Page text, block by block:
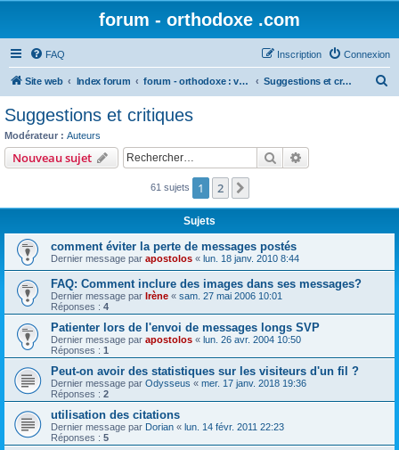
forum - orthodoxe .com
FAQ Connexion
Inscription
Site web Index forum forum - orthodoxe : vos remarques Suggestions et critiques
c
r
Suggestions et critiques
Modérateur : Auteurs
Nouveau sujet Rechercher
61 sujets 1 2
Sujets
comment éviter la perte de messages postés
Dernier message par apostolos « lun. 18 janv. 2010 8:44
FAQ: Comment inclure des images dans ses messages?
Dernier message par Irène « sam. 27 mai 2006 10:01
Réponses : 4
Patienter lors de l'envoi de messages longs SVP
Dernier message par apostolos « lun. 26 avr. 2004 10:50
Réponses : 1
Peut-on avoir des statistiques sur les visiteurs d'un fil ?
Dernier message par Odysseus « mer. 17 janv. 2018 19:36
Réponses : 2
utilisation des citations
Dernier message par Dorian « lun. 14 févr. 2011 22:23
Réponses : 5